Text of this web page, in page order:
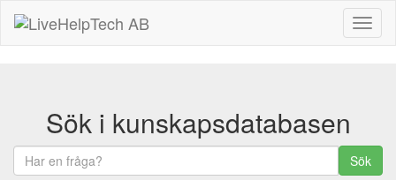
Sök i kunskapsdatabasen
Sök